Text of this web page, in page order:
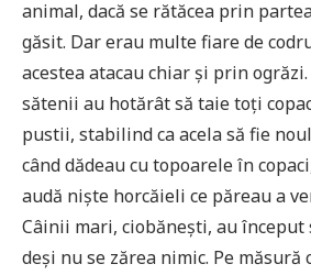
animal, dacă se rătăcea prin
găsit. Dar erau multe fiare de
acestea atacau chiar și prin
sătenii au hotărât să taie toți
pustii, stabilind ca acela să fie
când dădeau cu topoarele în
audă niște horcăieli ce păreau a
Câinii mari, ciobănești, au început
deși nu se zărea nimic. Pe măsură